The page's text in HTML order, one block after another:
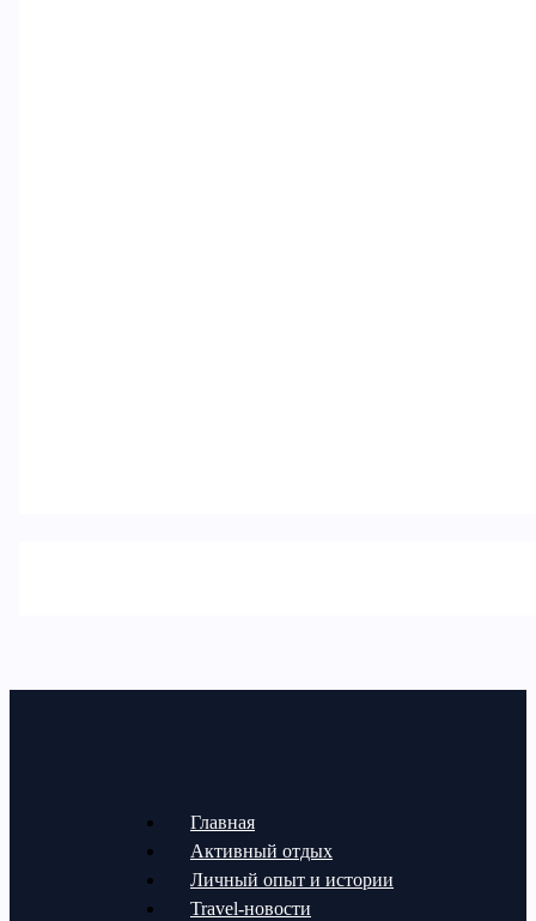
Главная
Активный отдых
Личный опыт и истории
Travel-новости